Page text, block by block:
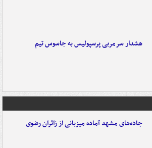
هشدار سرمربی پرسپولیس به جاسوس تیم
جاده‌های مشهد آماده میزبانی از زائران رضوی